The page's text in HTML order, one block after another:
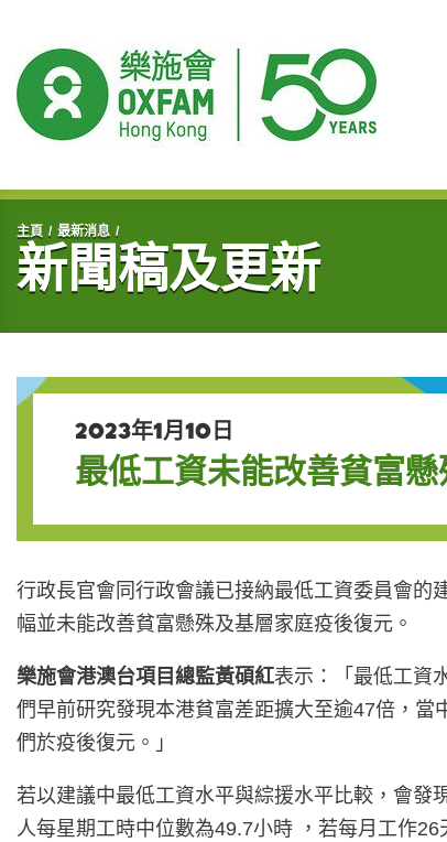
開始主要內容
主頁 最新消息
新聞稿及更新
2023年1月10日
最低工資未能改善貧富
行政長官會同行政會議已接納最低工資委員會的
幅並未能改善貧富懸殊及基層家庭疫後復元。
樂施會港澳台項目總監黃碩紅表示：「最低工資
們早前研究發現本港貧富差距擴大至逾47倍，
們於疫後復元。」
若以建議中最低工資水平與綜援水平比較，會發
人每星期工時中位數為49.7小時 ，若每月工作